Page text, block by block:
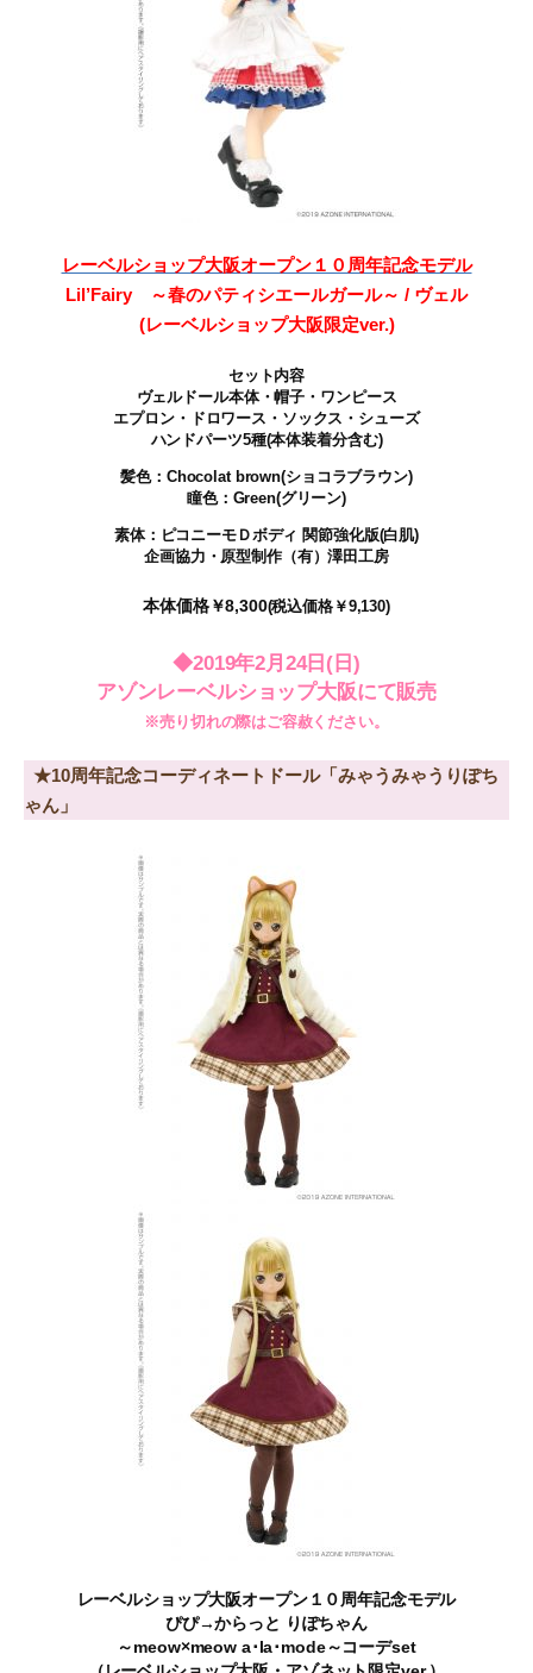
レーベルショップ大阪オープン１０周年記念モデル
Lil’Fairy ～春のパティシエールガール～ / ヴェル
(レーベルショップ大阪限定ver.)
セット内容
ヴェルドール本体・帽子・ワンピース
エプロン・ドロワース・ソックス・シューズ
ハンドパーツ5種(本体装着分含む)
髪色：Chocolat brown(ショコラブラウン)
瞳色：Green(グリーン)
素体：ピコニーモＤボディ 関節強化版(白肌)
企画協力・原型制作（有）澤田工房
本体価格￥8,300(税込価格￥9,130)
◆2019年2月24日(日)
アゾンレーベルショップ大阪にて販売
※売り切れの際はご容赦ください。
★10周年記念コーディネートドール「みゃうみゃうりぽち
ゃん」
レーベルショップ大阪オープン１０周年記念モデル
ぴぴ→からっと りぽちゃん
～meow×meow a･la･mode～コーデset